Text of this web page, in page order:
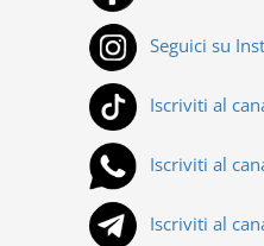
Seguici su
Iscriviti al
Iscriviti al
Iscriviti al